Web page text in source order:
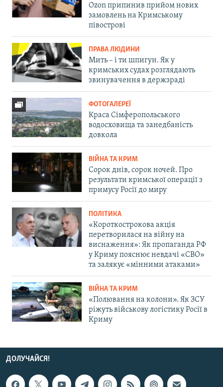
Ozon припинив прийом нових
замовлень на Кримському
півострові
ПРАВА ЛЮДИНИ
Мить – і ти шпигун. Як у
кримських судах розглядають
звинувачення в держзраді
ФОТОГАЛЕРЕЇ
Краса Сімферопольського
водосховища та занедбаність
довкола
ВІЙНА ТА КРИМ
Сорок днів, сорок ночей. Про
результати кримської операції з
примусу Росії до миру
ПОЛІТИКА
«Короткострокова акція
перетворилася на війну на
виснаження»: Як пропаганда РФ
у Криму пояснює невдачі «СВО»
та залякує «мінними атаками»
ВІЙНА ТА КРИМ
«Полювання на колони». Як ЗСУ
ріжуть військову логістику Росії в
Криму
ДОЛУЧАЙСЯ!